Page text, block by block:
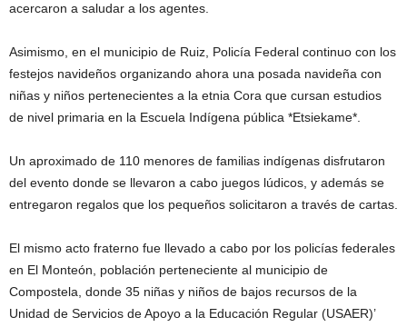
acercaron a saludar a los agentes.
Asimismo, en el municipio de Ruiz, Policía Federal continuo con los
festejos navideños organizando ahora una posada navideña con
niñas y niños pertenecientes a la etnia Cora que cursan estudios
de nivel primaria en la Escuela Indígena pública *Etsiekame*.
Un aproximado de 110 menores de familias indígenas disfrutaron
del evento donde se llevaron a cabo juegos lúdicos, y además se
entregaron regalos que los pequeños solicitaron a través de cartas.
El mismo acto fraterno fue llevado a cabo por los policías federales
en El Monteón, población perteneciente al municipio de
Compostela, donde 35 niñas y niños de bajos recursos de la
Unidad de Servicios de Apoyo a la Educación Regular (USAER)’